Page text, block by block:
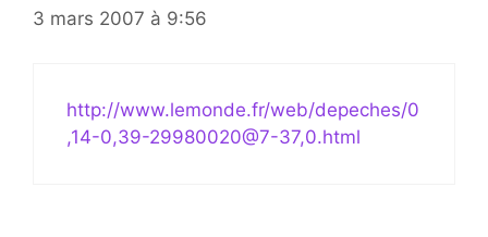
3 mars 2007 à 9:56
http://www.lemonde.fr/web/depeches/0
,14-0,39-29980020@7-37,0.html